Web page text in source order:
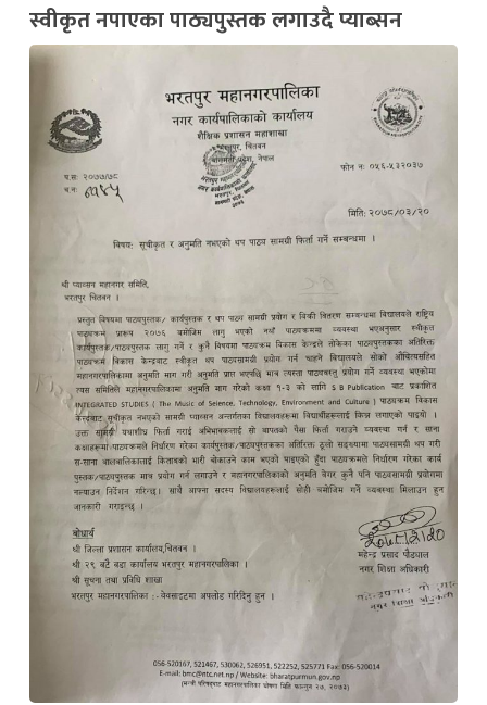
स्वीकृत नपाएका पाठ्यपुस्तक लगाउदै प्याब्सन